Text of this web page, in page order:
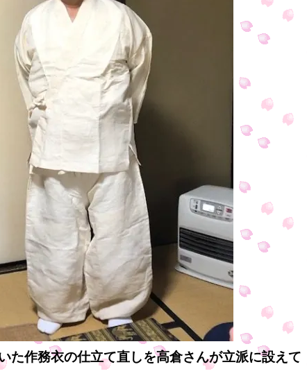
た作務衣の仕立て直しを高倉さんが立派に設えて